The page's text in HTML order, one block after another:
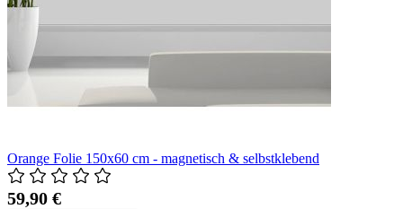
Orange Folie 150x60 cm - magnetisch & selbstklebend
59,90 €